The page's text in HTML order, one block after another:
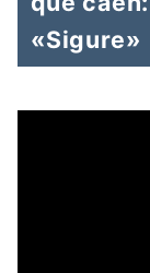
«Sigure»